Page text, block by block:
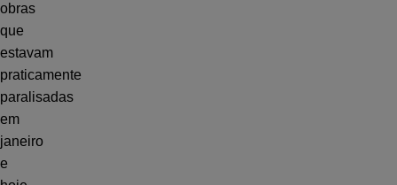
obras
que
estavam
praticamente
paralisadas
em
janeiro
e